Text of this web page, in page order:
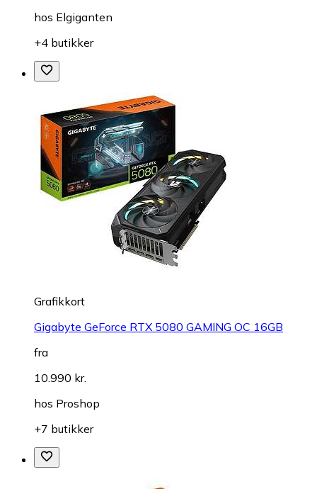
hos Elgiganten
+4 butikker
Grafikkort
Gigabyte GeForce RTX 5080 GAMING OC 16GB
fra
10.990 kr.
hos Proshop
+7 butikker